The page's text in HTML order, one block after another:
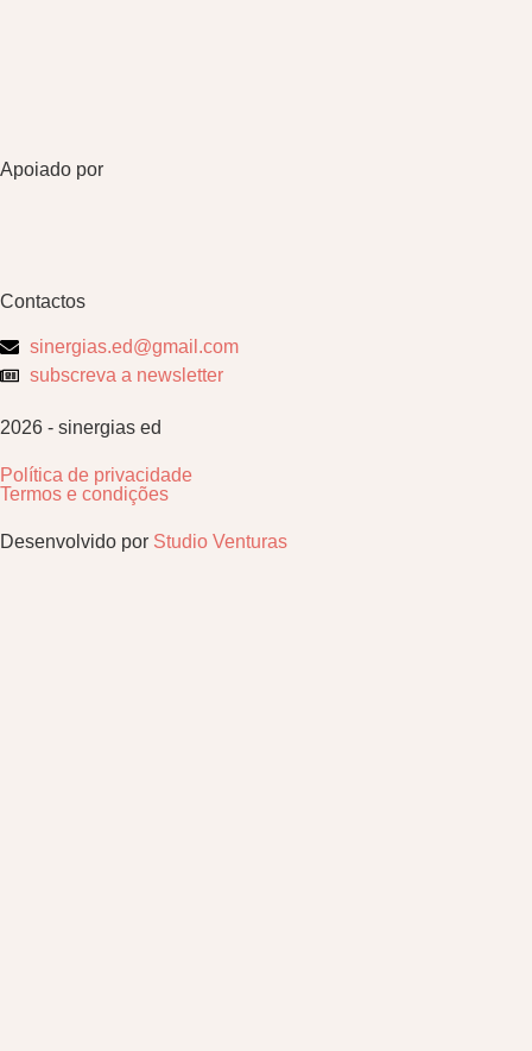
Apoiado por
Contactos
sinergias.ed@gmail.com
subscreva a newsletter
2026 - sinergias ed
Política de privacidade
Termos e condições
Desenvolvido por Studio Venturas